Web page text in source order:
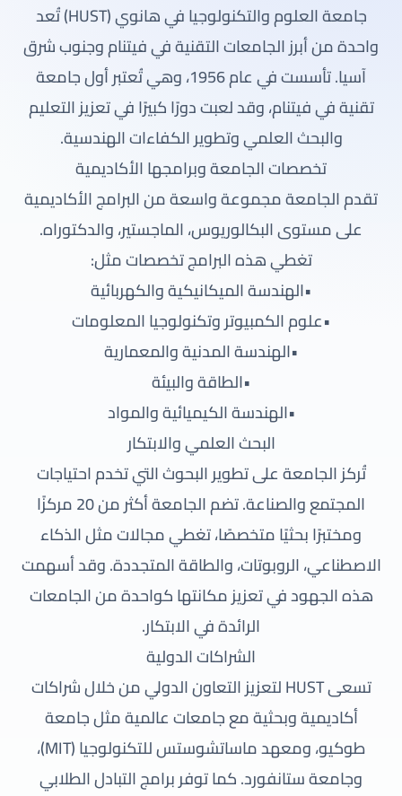
جامعة العلوم والتكنولوجيا في هانوي (HUST) تُعد
واحدة من أبرز الجامعات التقنية في فيتنام وجنوب شرق
آسيا. تأسست في عام 1956، وهي تُعتبر أول جامعة
تقنية في فيتنام، وقد لعبت دورًا كبيرًا في تعزيز التعليم
والبحث العلمي وتطوير الكفاءات الهندسية.
تخصصات الجامعة وبرامجها الأكاديمية
تقدم الجامعة مجموعة واسعة من البرامج الأكاديمية
على مستوى البكالوريوس، الماجستير، والدكتوراه.
تغطي هذه البرامج تخصصات مثل:
•الهندسة الميكانيكية والكهربائية
•علوم الكمبيوتر وتكنولوجيا المعلومات
•الهندسة المدنية والمعمارية
•الطاقة والبيئة
•الهندسة الكيميائية والمواد
البحث العلمي والابتكار
تُركز الجامعة على تطوير البحوث التي تخدم احتياجات
المجتمع والصناعة. تضم الجامعة أكثر من 20 مركزًا
ومختبرًا بحثيًا متخصصًا، تغطي مجالات مثل الذكاء
الاصطناعي، الروبوتات، والطاقة المتجددة. وقد أسهمت
هذه الجهود في تعزيز مكانتها كواحدة من الجامعات
الرائدة في الابتكار.
الشراكات الدولية
تسعى HUST لتعزيز التعاون الدولي من خلال شراكات
أكاديمية وبحثية مع جامعات عالمية مثل جامعة
طوكيو، ومعهد ماساتشوستس للتكنولوجيا (MIT)،
وجامعة ستانفورد. كما توفر برامج التبادل الطلابي